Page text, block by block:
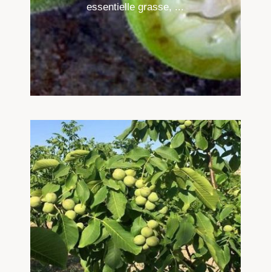
essentielle grasse, ...